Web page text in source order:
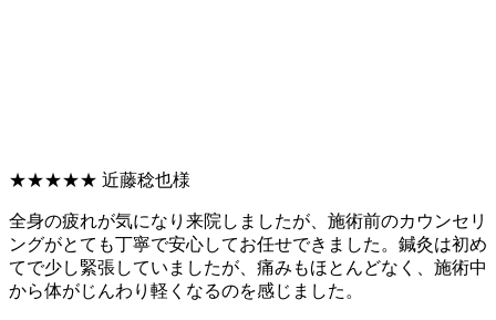
★★★★★ 近藤稔也様
全身の疲れが気になり来院しましたが、施術前のカウンセリ
ングがとても丁寧で安心してお任せできました。鍼灸は初め
てで少し緊張していましたが、痛みもほとんどなく、施術中
から体がじんわり軽くなるのを感じました。